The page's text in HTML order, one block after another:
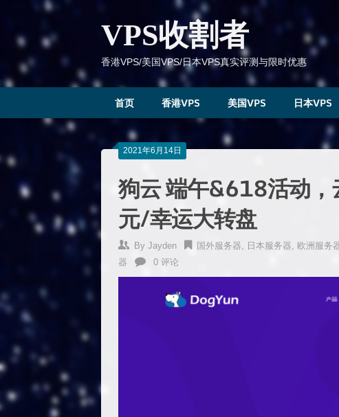
VPS收割者
香港VPS/美国VPS/日本VPS真实评测与限时优惠
首页 香港VPS 美国VPS 日本VPS
2021年6月14日
狗云 端午&618活动
元/幸运大转盘
By Jayden 国外服务器, 日本服务器, 欧洲服务
器
0 评论